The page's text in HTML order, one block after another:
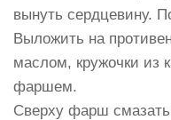
вынуть сердцевину.
Выложить на
маслом, кружочки из
фаршем.
Сверху фарш